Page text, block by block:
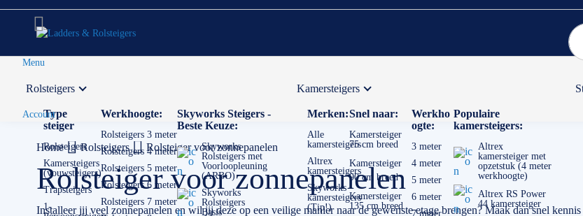
Menu
Rolsteigers
Type
steiger
Rolsteigers
Kamersteigers
(vouwsteigers)
Trapsteigers
1-
Werkhoogte:
Rolsteigers 3 meter
Rolsteigers 4 meter
Rolsteigers 5 meter
Rolsteigers 6 meter
Rolsteigers 7 meter
Skyworks Steigers -
Beste Keuze:
Skyworks
Rolsteigers met
Voorloopleuning
(ARBO)
Skyworks
Rolsteigers
Basis
Kamersteigers
Merken:
Alle
kamersteigers
Altrex
kamersteigers
Skyworks
kamersteigers
(Tip!)
Snel naar:
Kamersteiger
75 cm breed
Kamersteiger
90 cm breed
Kamersteiger
135 cm breed
Werkho
ogte:
3 meter
4 meter
5 meter
6 meter
7 meter
Populaire
kamersteigers:
Altrex
kamersteiger met
opzetstuk (4 meter
werkhoogte)
Altrex RS Power
44 kamersteiger
Account
Home Rolsteigers Rolsteiger voor zonnepanelen
Rolsteiger voor zonnepanelen
Installeer jij veel zonnepanelen en wil jij deze op een veilige manier naar de gewenste etage brengen? Maak dan snel